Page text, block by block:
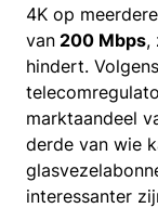
4K op
van 200 Mbps,
hindert.
marktaandeel
derde van wie
interessanter